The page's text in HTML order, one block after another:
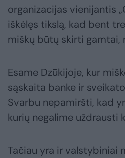
organizacijas vienijantis
iškėlęs tikslą, kad bent
miškų būtų skirti gamtai,
Esame Dzūkijoje, kur
sąskaita banke ir
Svarbu nepamiršti, kad
kurių negalime uždrausti
Tačiau yra ir valstybiniai